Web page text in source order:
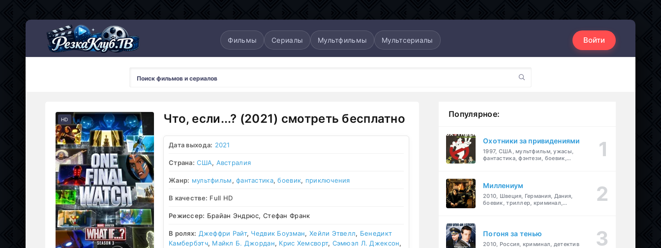
Фильмы Сериалы Мультфильмы Мультсериалы Войти
HD Что, если...? (2021) смотреть бесплатно
Дата выхода: 2021
Страна: США, Австралия
Жанр: мультфильм,фантастика,боевик, приключения
В качестве: Full HD
Режиссер: Брайан Эндрюс, Стефан Франк
В ролях: Джеффри Райт, Чедвик Боузман, Хейли Этвелл, Бенедикт
Камбербэтч, Майкл Б. Джордан, Крис Хемсворт, Сэмюэл Л. Джексон,
Популярное:
Охотники за привидениями
1997, США, мультфильм, ужасы,
фантастика, фэнтези, боевик,
Миллениум
2010, Швеция, Германия, Дания,
боевик, триллер, криминал,
Погоня за тенью
2010, Россия, криминал, детектив
Мультсериалы